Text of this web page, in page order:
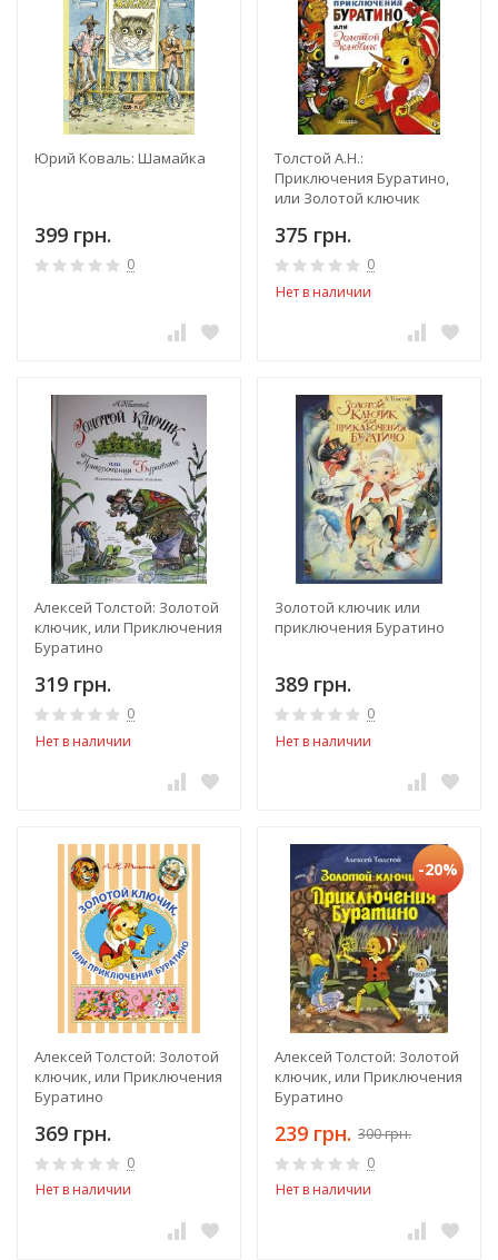
Юрий Коваль: Шамайка
399 грн.
0
Толстой А.Н.:
Приключения Буратино,
или Золотой ключик
375 грн.
0
Нет в наличии
Алексей Толстой: Золотой
ключик, или Приключения
Буратино
319 грн.
0
Нет в наличии
Золотой ключик или
приключения Буратино
389 грн.
0
Нет в наличии
Алексей Толстой: Золотой
ключик, или Приключения
Буратино
369 грн.
0
Нет в наличии
-20%
Алексей Толстой: Золотой
ключик, или Приключения
Буратино
239 грн. 300 грн.
0
Нет в наличии